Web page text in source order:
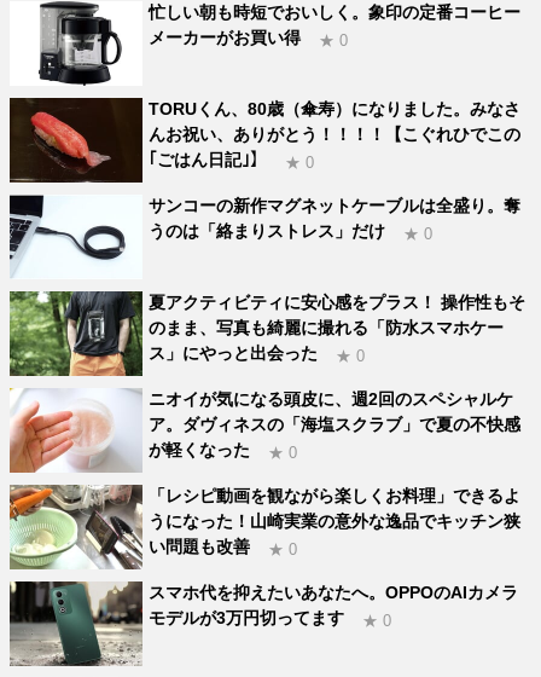
忙しい朝も時短でおいしく。象印の定番コーヒー
メーカーがお買い得
★ 0
TORUくん、80歳（傘寿）になりました。みなさ
んお祝い、ありがとう！！！！【こぐれひでこの
｢ごはん日記｣】
★ 0
サンコーの新作マグネットケーブルは全盛り。奪
うのは「絡まりストレス」だけ
★ 0
夏アクティビティに安心感をプラス！ 操作性もそ
のまま、写真も綺麗に撮れる「防水スマホケー
ス」にやっと出会った
★ 0
ニオイが気になる頭皮に、週2回のスペシャルケ
ア。ダヴィネスの「海塩スクラブ」で夏の不快感
が軽くなった
★ 0
「レシピ動画を観ながら楽しくお料理」できるよ
うになった！山崎実業の意外な逸品でキッチン狭
い問題も改善
★ 0
スマホ代を抑えたいあなたへ。OPPOのAIカメラ
モデルが3万円切ってます
★ 0